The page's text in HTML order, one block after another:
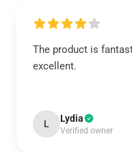
The product is
excellent.
L Lydia
Verified owner